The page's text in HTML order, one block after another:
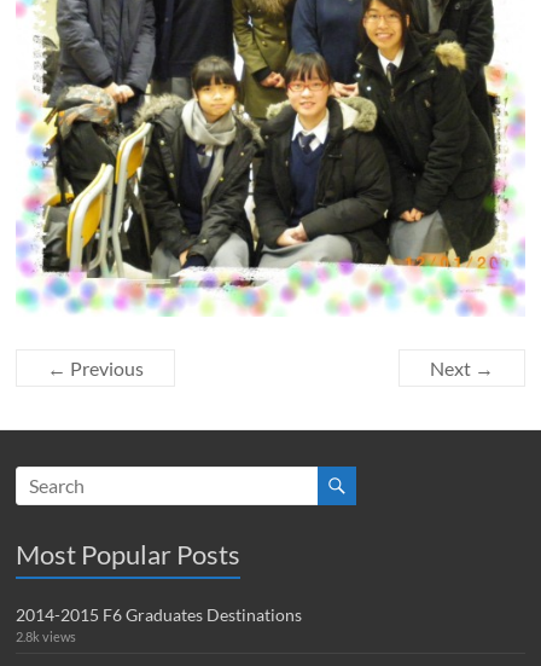
← Previous Next →
Most Popular Posts
2014-2015 F6 Graduates Destinations
2.8k views